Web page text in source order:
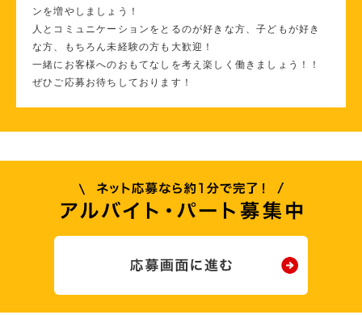
ンを増やしましょう！
人とコミュニケーションをとるのが好きな方、子どもが好き
な方、もちろん未経験の方も大歓迎！
一緒にお客様へのおもてなしを考え楽しく働きましょう！！
ぜひご応募お待ちしております！